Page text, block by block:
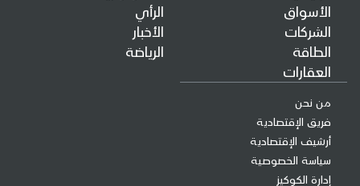
الأسواق
الشركات
الطاقة
العقارات
الرأي
الأخبار
الرياضة
من نحن
فريق الإقتصادية
أرشيف الإقتصادية
سياسة الخصوصية
إدارة الكوكيز